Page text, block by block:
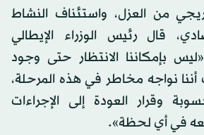
من العزل، واستئناف النشاط
قال رئيس الوزراء الإيطالي
بإمكاننا الانتظار حتى وجود
نواجه مخاطر في هذه المرحلة،
وقرار العودة إلى الإجراءات
في أي لحظة».